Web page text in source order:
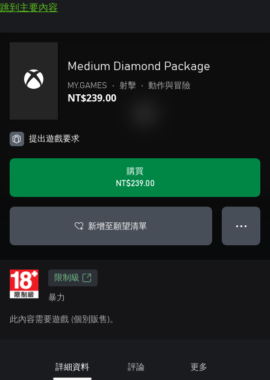
跳到主要內容
Medium Diamond Package
MY.GAMES • 射擊 • 動作與冒險
NT$239.00
提出遊戲要求
購買
NT$239.00
新增至願望清單 ● ● ●
限制級
暴力
此內容需要遊戲 (個別販售)。
詳細資料 評論 更多